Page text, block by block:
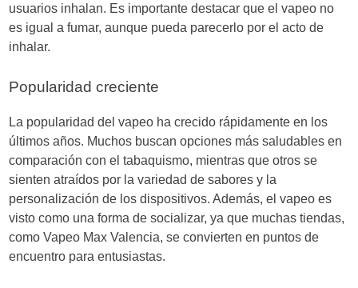
usuarios inhalan. Es importante destacar que el vapeo no
es igual a fumar, aunque pueda parecerlo por el acto de
inhalar.
Popularidad creciente
La popularidad del vapeo ha crecido rápidamente en los
últimos años. Muchos buscan opciones más saludables en
comparación con el tabaquismo, mientras que otros se
sienten atraídos por la variedad de sabores y la
personalización de los dispositivos. Además, el vapeo es
visto como una forma de socializar, ya que muchas tiendas,
como Vapeo Max Valencia, se convierten en puntos de
encuentro para entusiastas.